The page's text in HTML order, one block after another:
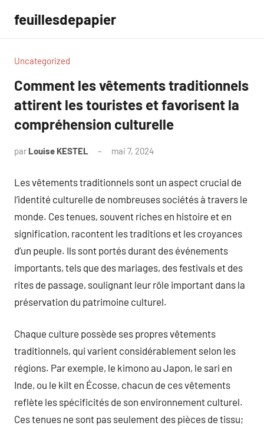
contenu
feuillesdepapier
Uncategorized
Comment les vêtements traditionnels
attirent les touristes et favorisent la
compréhension culturelle
par Louise KESTEL mai 7, 2024
Les vêtements traditionnels sont un aspect crucial de
l’identité culturelle de nombreuses sociétés à travers le
monde. Ces tenues, souvent riches en histoire et en
signification, racontent les traditions et les croyances
d’un peuple. Ils sont portés durant des événements
importants, tels que des mariages, des festivals et des
rites de passage, soulignant leur rôle important dans la
préservation du patrimoine culturel.
Chaque culture possède ses propres vêtements
traditionnels, qui varient considérablement selon les
régions. Par exemple, le kimono au Japon, le sari en
Inde, ou le kilt en Écosse, chacun de ces vêtements
reflète les spécificités de son environnement culturel.
Ces tenues ne sont pas seulement des pièces de tissu;